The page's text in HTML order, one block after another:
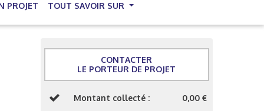
PROJET TOUT SAVOIR SUR
CONTACTER
LE PORTEUR DE PROJET
Montant collecté : 0,00 €